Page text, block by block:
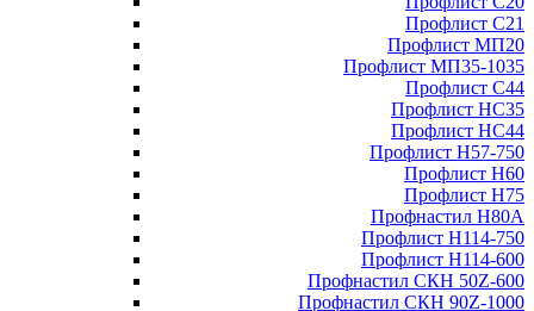
Профлист С21
Профлист МП20
Профлист МП35-1035
Профлист С44
Профлист НС35
Профлист НС44
Профлист Н57-750
Профлист Н60
Профлист Н75
Профнастил Н80А
Профлист Н114-750
Профлист Н114-600
Профнастил СКН 50Z-600
Профнастил СКН 90Z-1000